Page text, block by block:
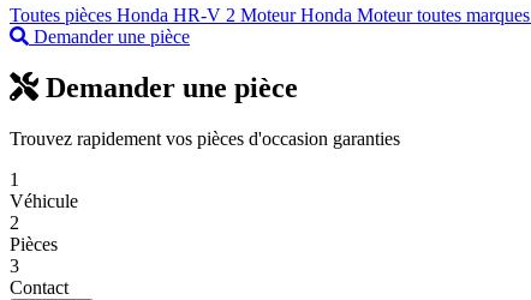
Toutes pièces Honda HR-V 2 Moteur Honda Moteur toutes marques
Demander une pièce
Demander une pièce
Trouvez rapidement vos pièces d'occasion garanties
1
Véhicule
2
Pièces
3
Contact